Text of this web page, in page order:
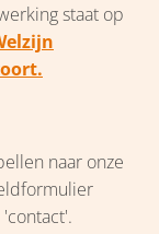
staat op
.
naar onze